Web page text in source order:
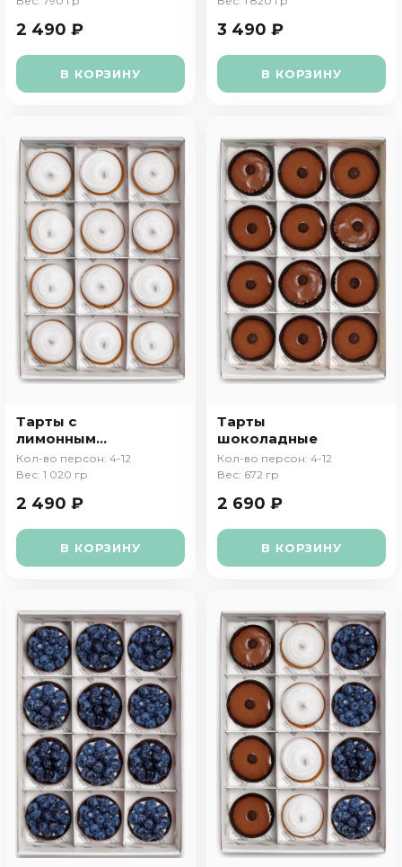
2 490 ₽
В КОРЗИНУ
3 490 ₽
В КОРЗИНУ
Тарты с
лимонным
курдом
Кол-во персон: 4-12
Вес: 1 020 гр
2 490 ₽
В КОРЗИНУ
Тарты
шоколадные
Кол-во персон: 4-12
Вес: 672 гр
2 690 ₽
В КОРЗИНУ